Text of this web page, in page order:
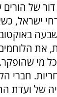
של
ישראל,
את
מי
חברי
של ועדת